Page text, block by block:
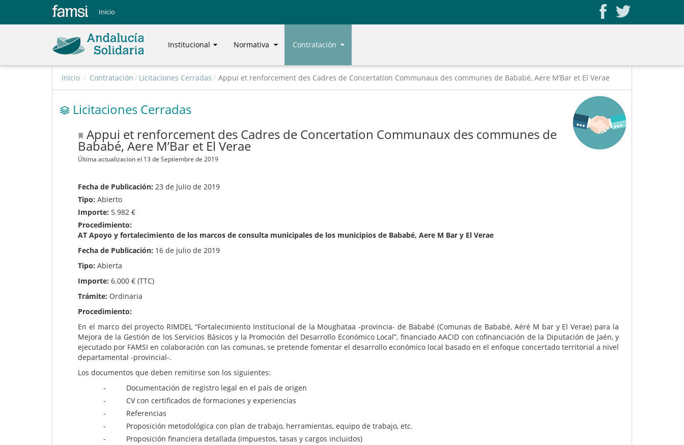
Inicio
Institucional Normativa Contratación
Inicio / Contratación / Licitaciones Cerradas / Appui et renforcement des Cadres de Concertation Communaux des communes de Bababé, Aere M’Bar et El Verae
Licitaciones Cerradas
Appui et renforcement des Cadres de Concertation Communaux des communes de
Bababé, Aere M’Bar et El Verae
Última actualizacion el 13 de Septiembre de 2019
Fecha de Publicación: 23 de Julio de 2019
Tipo: Abierto
Importe: 5.982 €
Procedimiento:
AT Apoyo y fortalecimiento de los marcos de consulta municipales de los municipios de Bababé, Aere M Bar y El Verae
Fecha de Publicación: 16 de julio de 2019
Tipo: Abierta
Importe: 6.000 € (TTC)
Trámite: Ordinaria
Procedimiento:
En el marco del proyecto RIMDEL “Fortalecimiento Institucional de la Moughataa -provincia- de Bababé (Comunas de Bababé, Aéré M bar y El Verae) para la
Mejora de la Gestión de los Servicios Básicos y la Promoción del Desarrollo Económico Local”, financiado AACID con cofinanciación de la Diputación de Jaén, y
ejecutado por FAMSI en colaboración con las comunas, se pretende fomentar el desarrollo económico local basado en el enfoque concertado territorial a nivel
departamental -provincial-.
Los documentos que deben remitirse son los siguientes:
- Documentación de registro legal en el país de origen
- CV con certificados de formaciones y experiencias
- Referencias
- Proposición metodológica con plan de trabajo, herramientas, equipo de trabajo, etc.
- Proposición financiera detallada (impuestos, tasas y cargos incluidos)